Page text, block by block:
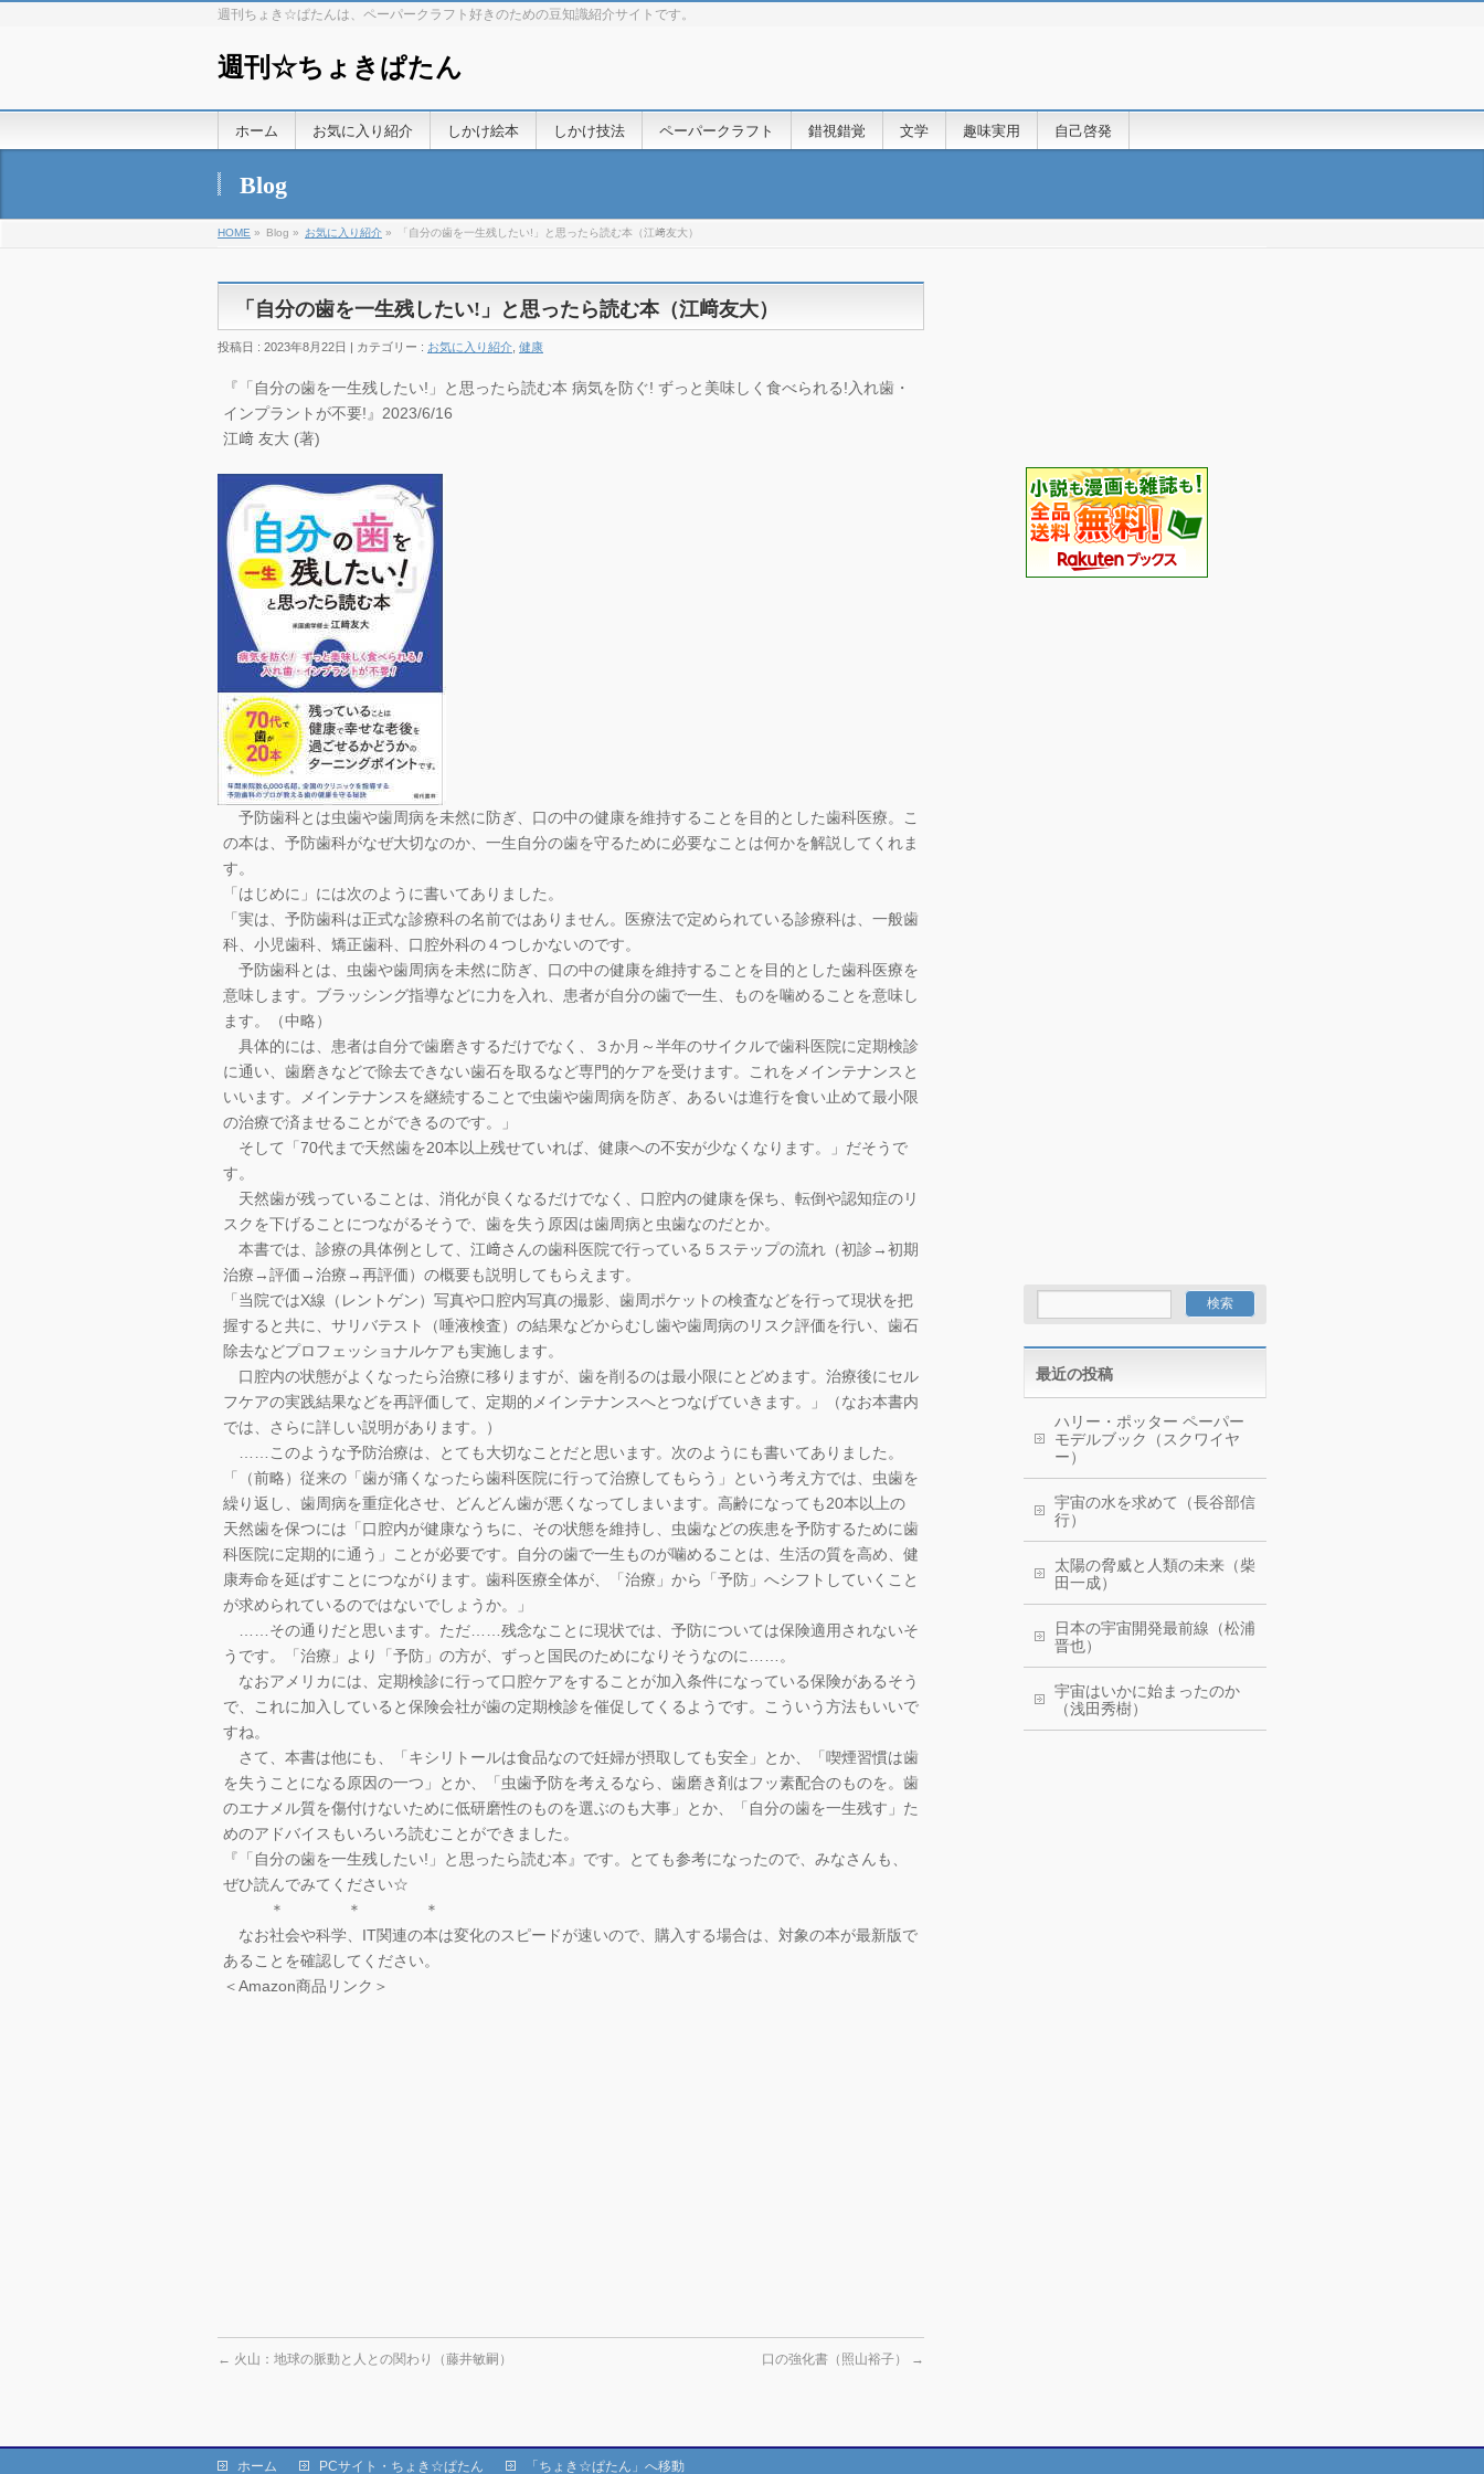
週刊ちょき☆ぱたんは、ペーパークラフト好きのための豆知識紹介サイトです。
週刊☆ちょきぱたん
ホーム お気に入り紹介 しかけ絵本 しかけ技法 ペーパークラフト 錯視錯覚 文学 趣味実用 自己啓発
Blog
HOME » Blog » お気に入り紹介 » 「自分の歯を一生残したい!」と思ったら読む本（江﨑友大）
「自分の歯を一生残したい!」と思ったら読む本（江﨑友大）
投稿日 : 2023年8月22日 | カテゴリー : お気に入り紹介 健康
『「自分の歯を一生残したい!」と思ったら読む本 病気を防ぐ! ずっと美味しく食べられる!入れ歯・
インプラントが不要!』2023/6/16
江﨑 友大 (著)
予防歯科とは虫歯や歯周病を未然に防ぎ、口の中の健康を維持することを目的とした歯科医療。こ
の本は、予防歯科がなぜ大切なのか、一生自分の歯を守るために必要なことは何かを解説してくれま
す。
「はじめに」には次のように書いてありました。
「実は、予防歯科は正式な診療科の名前ではありません。医療法で定められている診療科は、一般歯
科、小児歯科、矯正歯科、口腔外科の４つしかないのです。
予防歯科とは、虫歯や歯周病を未然に防ぎ、口の中の健康を維持することを目的とした歯科医療を
意味します。ブラッシング指導などに力を入れ、患者が自分の歯で一生、ものを噛めることを意味し
ます。（中略）
具体的には、患者は自分で歯磨きするだけでなく、３か月～半年のサイクルで歯科医院に定期検診
に通い、歯磨きなどで除去できない歯石を取るなど専門的ケアを受けます。これをメインテナンスと
いいます。メインテナンスを継続することで虫歯や歯周病を防ぎ、あるいは進行を食い止めて最小限
の治療で済ませることができるのです。」
そして「70代まで天然歯を20本以上残せていれば、健康への不安が少なくなります。」だそうで
す。
天然歯が残っていることは、消化が良くなるだけでなく、口腔内の健康を保ち、転倒や認知症のリ
スクを下げることにつながるそうで、歯を失う原因は歯周病と虫歯なのだとか。
本書では、診療の具体例として、江﨑さんの歯科医院で行っている５ステップの流れ（初診→初期
治療→評価→治療→再評価）の概要も説明してもらえます。
「当院ではX線（レントゲン）写真や口腔内写真の撮影、歯周ポケットの検査などを行って現状を把
握すると共に、サリバテスト（唾液検査）の結果などからむし歯や歯周病のリスク評価を行い、歯石
除去などプロフェッショナルケアも実施します。
口腔内の状態がよくなったら治療に移りますが、歯を削るのは最小限にとどめます。治療後にセル
フケアの実践結果などを再評価して、定期的メインテナンスへとつなげていきます。」（なお本書内
では、さらに詳しい説明があります。）
……このような予防治療は、とても大切なことだと思います。次のようにも書いてありました。
「（前略）従来の「歯が痛くなったら歯科医院に行って治療してもらう」という考え方では、虫歯を
繰り返し、歯周病を重症化させ、どんどん歯が悪くなってしまいます。高齢になっても20本以上の
天然歯を保つには「口腔内が健康なうちに、その状態を維持し、虫歯などの疾患を予防するために歯
科医院に定期的に通う」ことが必要です。自分の歯で一生ものが噛めることは、生活の質を高め、健
康寿命を延ばすことにつながります。歯科医療全体が、「治療」から「予防」へシフトしていくこと
が求められているのではないでしょうか。」
……その通りだと思います。ただ……残念なことに現状では、予防については保険適用されないそ
うです。「治療」より「予防」の方が、ずっと国民のためになりそうなのに……。
なおアメリカには、定期検診に行って口腔ケアをすることが加入条件になっている保険があるそう
で、これに加入していると保険会社が歯の定期検診を催促してくるようです。こういう方法もいいで
すね。
さて、本書は他にも、「キシリトールは食品なので妊婦が摂取しても安全」とか、「喫煙習慣は歯
を失うことになる原因の一つ」とか、「虫歯予防を考えるなら、歯磨き剤はフッ素配合のものを。歯
のエナメル質を傷付けないために低研磨性のものを選ぶのも大事」とか、「自分の歯を一生残す」た
めのアドバイスもいろいろ読むことができました。
『「自分の歯を一生残したい!」と思ったら読む本』です。とても参考になったので、みなさんも、
ぜひ読んでみてください☆
＊ ＊ ＊
なお社会や科学、IT関連の本は変化のスピードが速いので、購入する場合は、対象の本が最新版で
あることを確認してください。
＜Amazon商品リンク＞
← 火山：地球の脈動と人との関わり（藤井敏嗣） 口の強化書（照山裕子） →
最近の投稿
ハリー・ポッター ペーパー
モデルブック（スクワイヤ
ー）
宇宙の水を求めて（長谷部信
行）
太陽の脅威と人類の未来（柴
田一成）
日本の宇宙開発最前線（松浦
晋也）
宇宙はいかに始まったのか
（浅田秀樹）
ホーム PCサイト・ちょき☆ぱたん 「ちょき☆ぱたん」へ移動